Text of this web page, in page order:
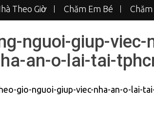
Theo Giờ Chăm Em Bé
nguoi-giup-viec-
an-o-lai-tai-